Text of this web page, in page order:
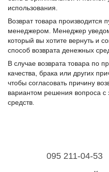
использования.
Возврат товара производится
менеджером. Менеджер
который вы хотите вернуть и
способ возврата денежных
В случае возврата товара по
качества, брака или других
чтобы согласовать причину
вариантом решения вопроса с
средств.
095 211-04-53